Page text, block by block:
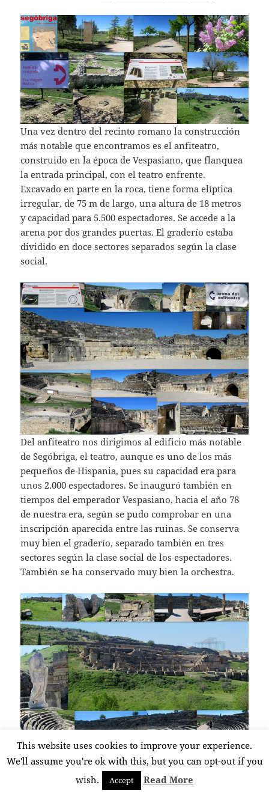
Una vez dentro del recinto romano la construcción
más notable que encontramos es el anfiteatro,
construido en la época de Vespasiano, que flanquea
la entrada principal, con el teatro enfrente.
Excavado en parte en la roca, tiene forma elíptica
irregular, de 75 m de largo, una altura de 18 metros
y capacidad para 5.500 espectadores. Se accede a la
arena por dos grandes puertas. El graderío estaba
dividido en doce sectores separados según la clase
social.
Del anfiteatro nos dirigimos al edificio más notable
de Segóbriga, el teatro, aunque es uno de los más
pequeños de Hispania, pues su capacidad era para
unos 2.000 espectadores. Se inauguró también en
tiempos del emperador Vespasiano, hacia el año 78
de nuestra era, según se pudo comprobar en una
inscripción aparecida entre las ruinas. Se conserva
muy bien el graderío, separado también en tres
sectores según la clase social de los espectadores.
También se ha conservado muy bien la orchestra.
Nos acercamos hasta la ermita, desplazándonos un
poco para fotografiar el mosaico que ocupaba la
parte central de la vivienda de Silvano, aunque lo
This website uses cookies to improve your experience.
We'll assume you're ok with this, but you can opt-out if you
wish.
Accept Read More